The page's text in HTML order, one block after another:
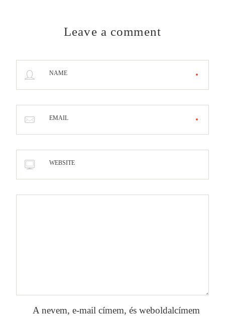
Leave a comment
NAME
EMAIL
WEBSITE
A nevem, e-mail címem, és weboldalcímem